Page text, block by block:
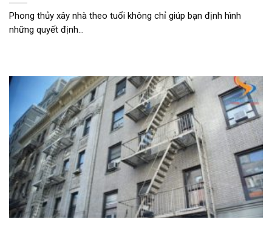
Phong thủy xây nhà theo tuổi không chỉ giúp bạn định hình
những quyết định...